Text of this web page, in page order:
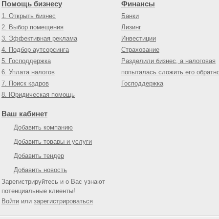
Помощь бизнесу
1. Открыть бизнес
2. Выбор помещения
3. Эффективная реклама
4. Подбор аутсорсинга
5. Господдержка
6. Уплата налогов
7. Поиск кадров
8. Юридическая помощь
Финансы
Банки
Лизинг
Инвестиции
Страхование
Разделили бизнес, а налоговая
попыталась сложить его
Господдержка
Ваш кабинет
Добавить компанию
Добавить товары и услуги
Добавить тендер
Добавить новость
Зарегистрируйтесь и о Вас узнают
потенциальные клиенты!
Войти или зарегистрироваться